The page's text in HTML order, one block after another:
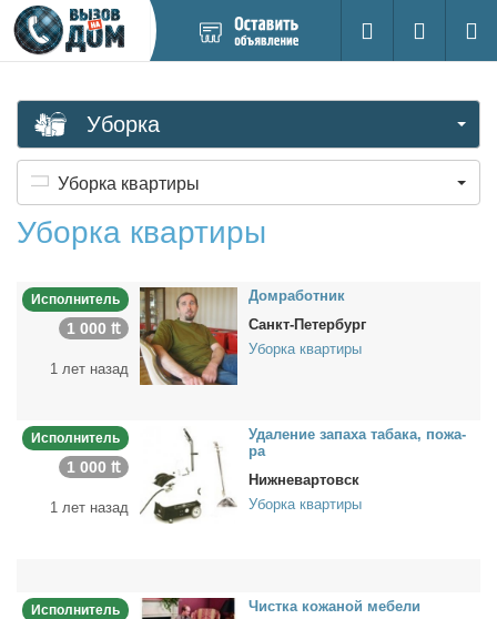
новое
Поиск
Вход на
Уборка
Уборка квартиры
Уборка квартиры
Исполнитель
1 000 ₶
1 лет назад
Дом­ра­бот­ник
Санкт-Петербург
Уборка квартиры
Исполнитель
1 000 ₶
1 лет назад
Уда­ле­ние за­па­ха та­ба­ка, по­жа­
ра
Нижневартовск
Уборка квартиры
Исполнитель
Чист­ка ко­жа­ной ме­бе­ли